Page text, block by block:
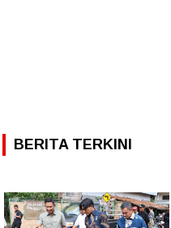
BERITA TERKINI